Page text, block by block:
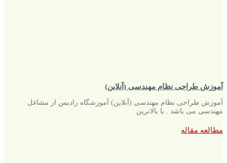
آموزش طراحی نظام مهندسی (آنلاین)
آموزش طراحی نظام مهندسی (آنلاین) آموزشگاه رادیس از مشاغل
مهندسی می باشد . با بالاترین
مطالعه مقاله